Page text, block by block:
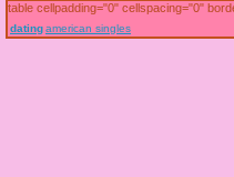
table cellpadding="0" cellspacing="0"
datingamerican singles